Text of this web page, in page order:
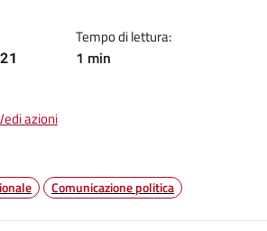
Tempo di lettura:
1 min
azioni
Comunicazione politica